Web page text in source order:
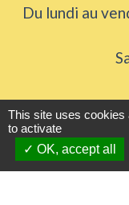
Du lundi au
This site uses cookies
to activate
OK, accept all